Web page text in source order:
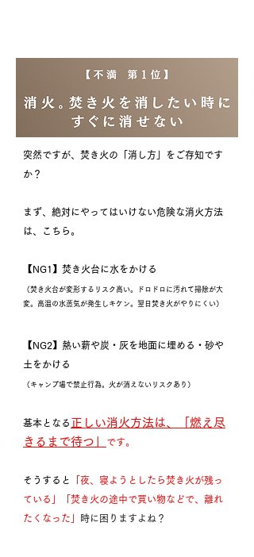
（焚き火台が変形するリスク高い。ドロドロに汚れて掃除が大
変。高温の水蒸気が発生しキケン。翌日焚き火がやりにくい）
突然ですが、焚き火の「消し方」をご存知です
か？
まず、絶対にやってはいけない危険な消火方法
は、こちら。
【NG1】焚き火台に水をかける
【NG2】熱い薪や炭・灰を地面に埋める・砂や
土をかける
（キャンプ場で禁止行為。火が消えないリスクあり）
基本となる 正しい消火方法は、「燃え尽
きるまで待つ」
です。
そうすると
「夜、寝ようとしたら焚き火が残っ
ている」「焚き火の途中で買い物などで、離れ
たくなった」
時に困りますよね？